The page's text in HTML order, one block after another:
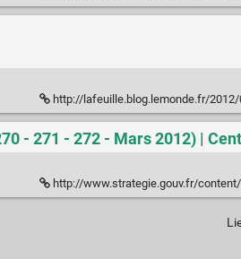
http://lafeuille.blog.lemonde.fr/2012/06/12/lavenir-du-livre-est-dans-les-donnees/
- 271 - 272 - Mars 2012) |
http://www.strategie.gouv.fr/content/les-acteurs-de-la-chaine-du-livre-